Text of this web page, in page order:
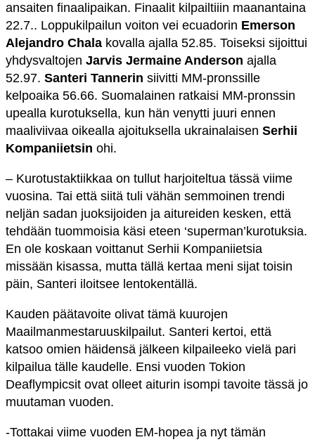
ansaiten finaalipaikan. Finaalit kilpailtiiin maanantaina
22.7.. Loppukilpailun voiton vei ecuadorin Emerson
Alejandro Chala kovalla ajalla 52.85. Toiseksi sijoittui
yhdysvaltojen Jarvis Jermaine Anderson ajalla
52.97. Santeri Tannerin siivitti MM-pronssille
kelpoaika 56.66. Suomalainen ratkaisi MM-pronssin
upealla kurotuksella, kun hän venytti juuri ennen
maaliviivaa oikealla ajoituksella ukrainalaisen Serhii
Kompaniietsin ohi.
– Kurotustaktiikkaa on tullut harjoiteltua tässä viime
vuosina. Tai että siitä tuli vähän semmoinen trendi
neljän sadan juoksijoiden ja aitureiden kesken, että
tehdään tuommoisia käsi eteen ‘superman’kurotuksia.
En ole koskaan voittanut Serhii Kompaniietsia
missään kisassa, mutta tällä kertaa meni sijat toisin
päin, Santeri iloitsee lentokentällä.
Kauden päätavoite olivat tämä kuurojen
Maailmanmestaruuskilpailut. Santeri kertoi, että
katsoo omien häidensä jälkeen kilpaileeko vielä pari
kilpailua tälle kaudelle. Ensi vuoden Tokion
Deaflympicsit ovat olleet aiturin isompi tavoite tässä jo
muutaman vuoden.
-Tottakai viime vuoden EM-hopea ja nyt tämän